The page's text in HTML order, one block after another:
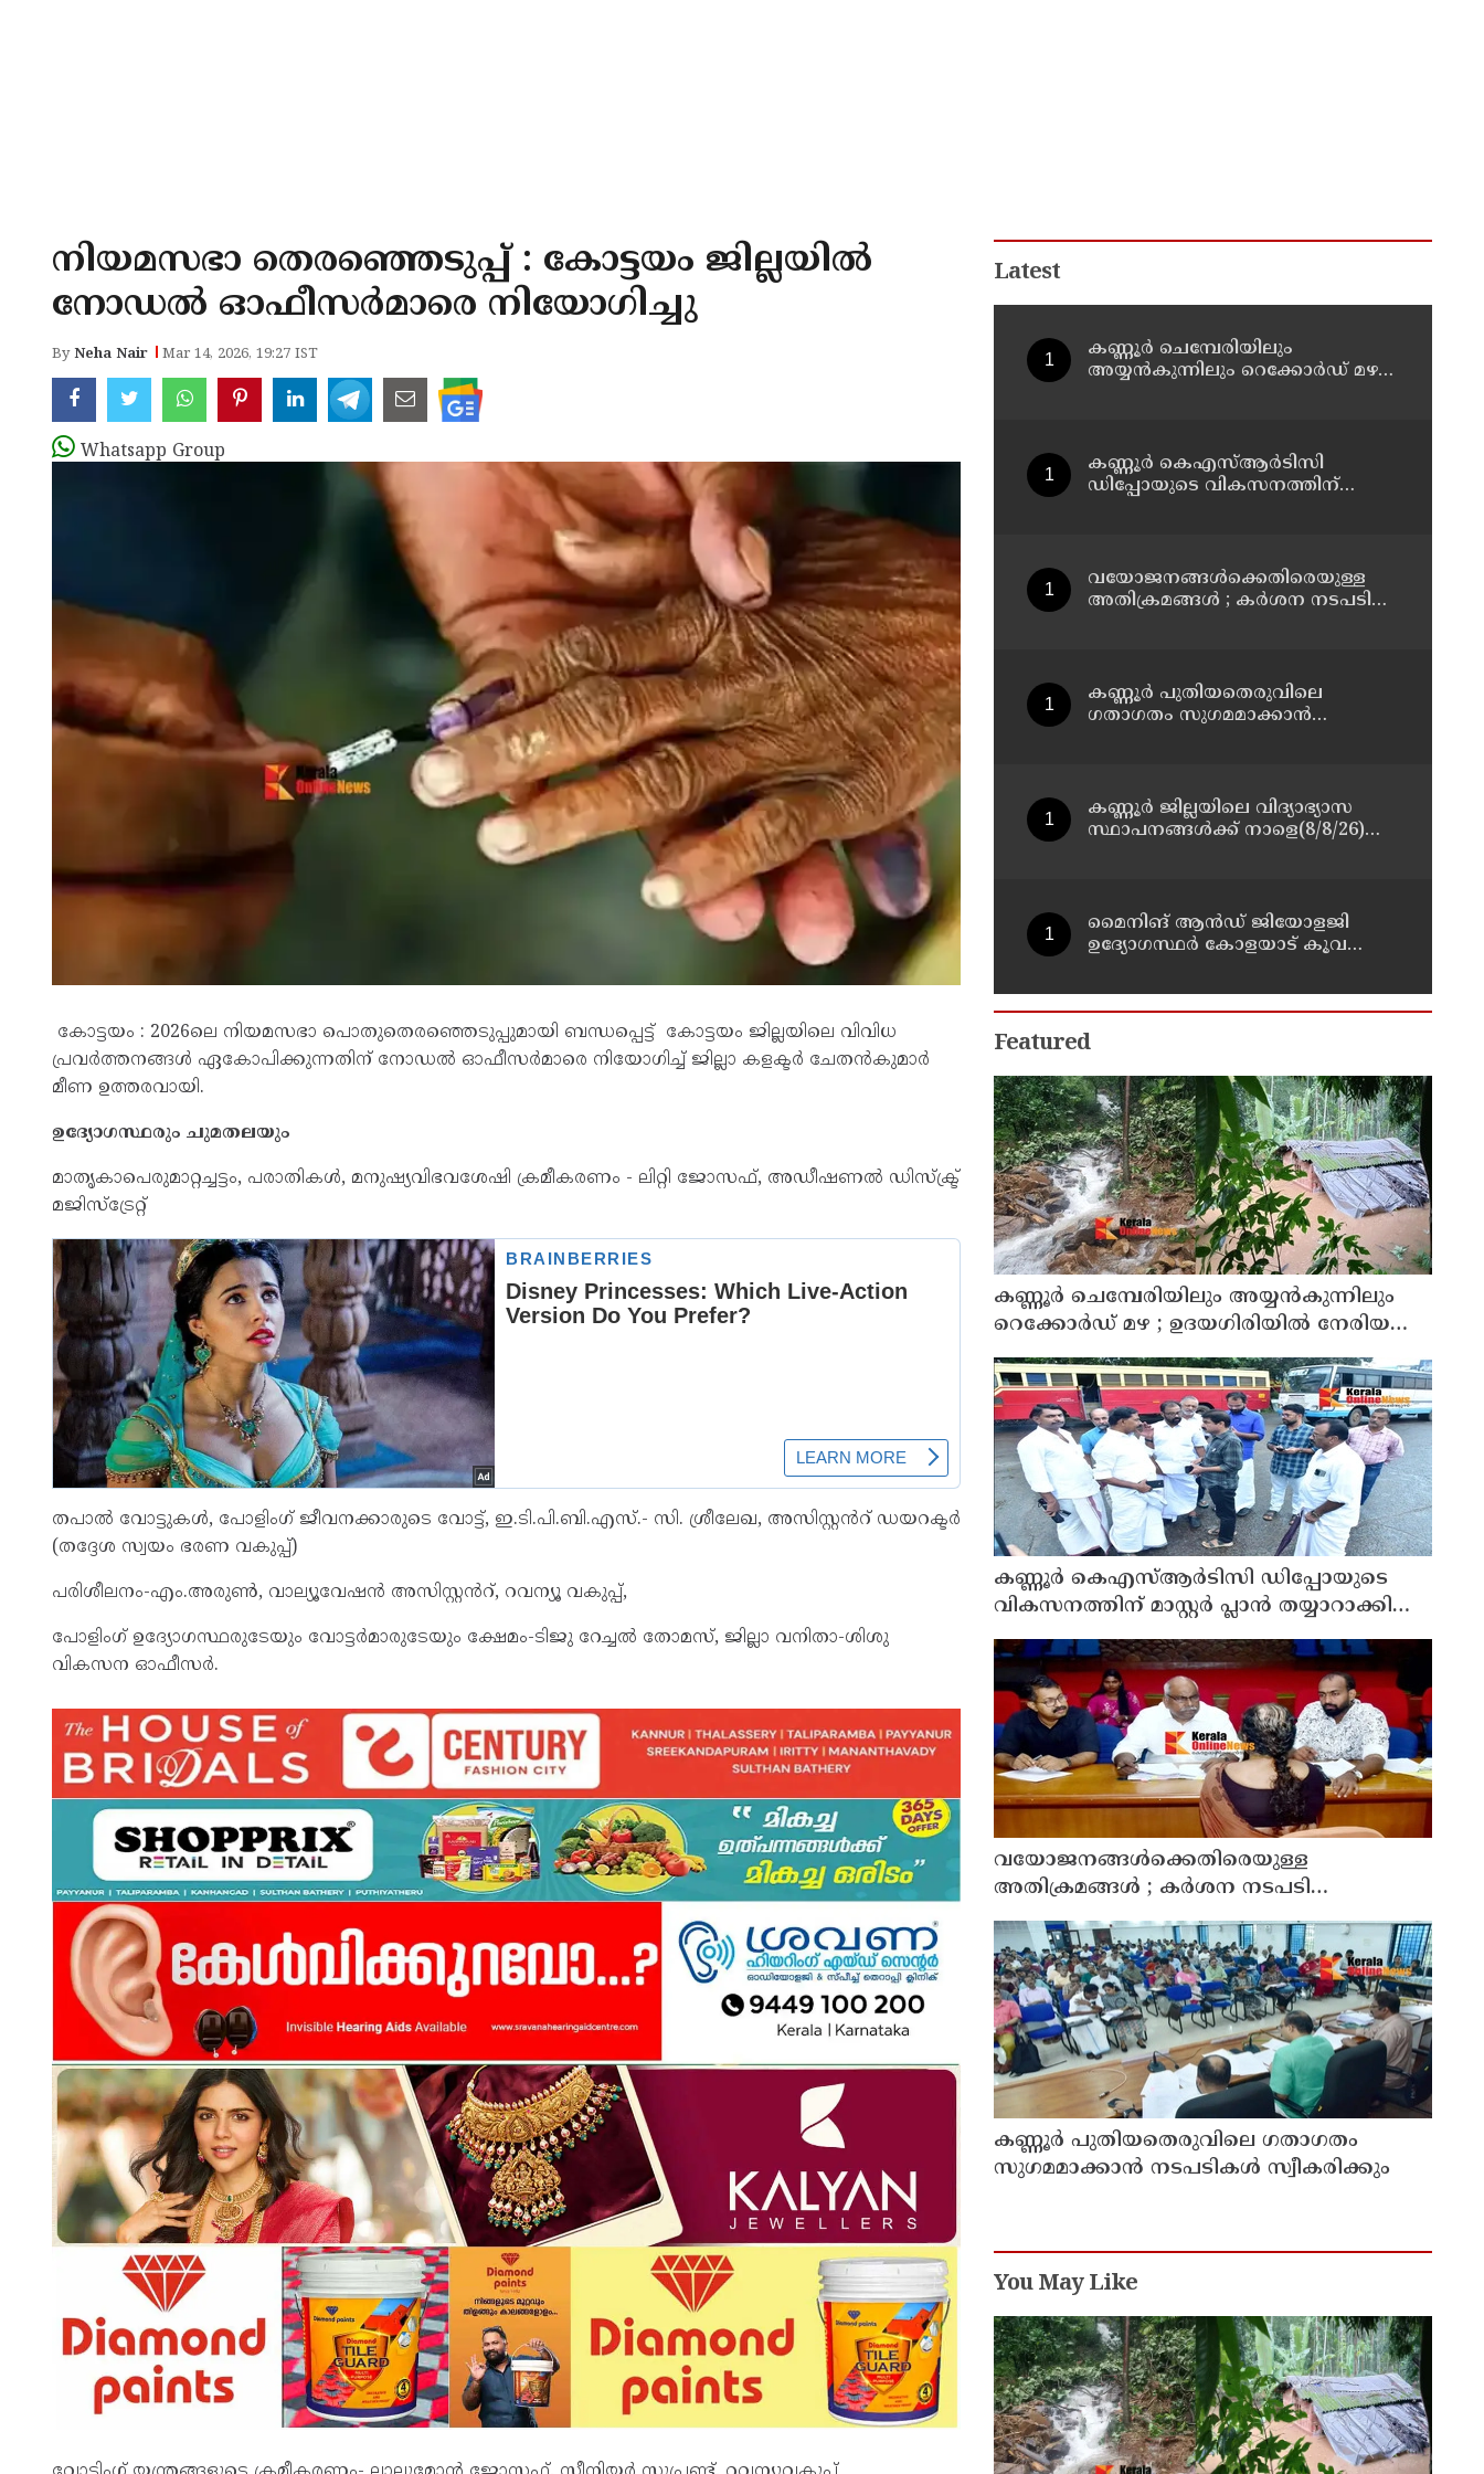
നിയമസഭാ തെരഞ്ഞെടുപ്പ് : കോട്ടയം ജില്ലയിൽ
നോഡൽ ഓഫീസർമാരെ നിയോഗിച്ചു
ByNeha Nair Mar 14, 2026, 19:27 IST
Whatsapp Group
കോട്ടയം : 2026ലെ നിയമസഭാ പൊതുതെരഞ്ഞെടുപ്പുമായി ബന്ധപ്പെട്ട് കോട്ടയം ജില്ലയിലെ വിവിധ
പ്രവർത്തനങ്ങൾ ഏകോപിക്കുന്നതിന് നോഡൽ ഓഫീസർമാരെ നിയോഗിച്ച് ജില്ലാ കളക്ടർ ചേതൻകുമാർ
മീണ ഉത്തരവായി.
ഉദ്യോഗസ്ഥരും ചുമതലയും
മാതൃകാപെരുമാറ്റച്ചട്ടം, പരാതികൾ, മനുഷ്യവിഭവശേഷി ക്രമീകരണം - ലിറ്റി ജോസഫ്, അഡീഷണൽ ഡിസ്‌ക്ട്ര്
മജിസ്ട്രേറ്റ്
തപാൽ വോട്ടുകൾ, പോളിംഗ് ജീവനക്കാരുടെ വോട്ട്, ഇ.ടി.പി.ബി.എസ്.- സി. ശ്രീലേഖ, അസിസ്റ്റൻറ് ഡയറക്ടർ
(തദ്ദേശ സ്വയം ഭരണ വകുപ്പ്)
പരിശീലനം-എം.അരുൺ, വാല്യൂവേഷൻ അസിസ്റ്റൻറ്, റവന്യൂ വകുപ്പ്,
പോളിംഗ് ഉദ്യോഗസ്ഥരുടേയും വോട്ടർമാരുടേയും ക്ഷേമം-ടിജു റേച്ചൽ തോമസ്, ജില്ലാ വനിതാ-ശിശു
വികസന ഓഫീസർ.
Latest
കണ്ണൂർ ചെമ്പേരിയിലും
അയ്യൻകുന്നിലും റെക്കോർഡ് മഴ ;
കണ്ണൂർ കെഎസ്ആർടിസി
ഡിപ്പോയുടെ വികസനത്തിന്
വയോജനങ്ങൾക്കെതിരെയുള്ള
അതിക്രമങ്ങൾ ; കർശന നടപടി
കണ്ണൂർ പുതിയതെരുവിലെ
ഗതാഗതം സുഗമമാക്കാന്‍
കണ്ണൂർ ജില്ലയിലെ വിദ്യാഭ്യാസ
സ്ഥാപനങ്ങള്‍ക്ക് നാളെ(8/8/26)
മൈനിങ് ആൻഡ്​ ജിയോളജി
ഉദ്യോഗസ്ഥർ കോളയാട് കൂവ
Featured
കണ്ണൂർ ചെമ്പേരിയിലും അയ്യൻകുന്നിലും
റെക്കോർഡ് മഴ ; ഉദയഗിരിയിൽ നേരിയ
ഉരുൾപൊട്ടൽ; 13 പേരെ ക്യാമ്പിലേക്ക് മാറ്റി
കണ്ണൂർ കെഎസ്ആർടിസി ഡിപ്പോയുടെ
വികസനത്തിന് മാസ്റ്റർ പ്ലാൻ തയ്യാറാക്കി
സമർപ്പിക്കും : ടി ഒ മോഹനൻ എം എൽ എ
വയോജനങ്ങൾക്കെതിരെയുള്ള
അതിക്രമങ്ങൾ ; കർശന നടപടി
സ്വീകരിക്കുമെന്ന് കമ്മീഷൻ
കണ്ണൂർ പുതിയതെരുവിലെ ഗതാഗതം
സുഗമമാക്കാന്‍ നടപടികള്‍ സ്വീകരിക്കും
You May Like